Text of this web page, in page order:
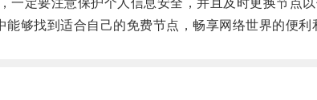
定要注意保护个人信息安全，并且及时更换节点以
找到适合自己的免费节点，畅享网络世界的便利